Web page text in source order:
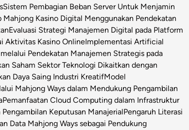
Sistem Pembagian Beban Server Untuk Menjamin
Kasino Digital Menggunakan Pendekatan
Evaluasi Strategi Manajemen Digital pada Platform
Aktivitas Kasino OnlineImplementasi Artificial
Pendekatan Manajemen Strategis pada
Saham Sektor Teknologi Dikaitkan dengan
Daya Saing Industri KreatifModel
Mahjong Ways dalam Mendukung Pengambilan
Pemanfaatan Cloud Computing dalam Infrastruktur
Keputusan ManajerialPengaruh Literasi
Data Mahjong Ways sebagai Pendukung